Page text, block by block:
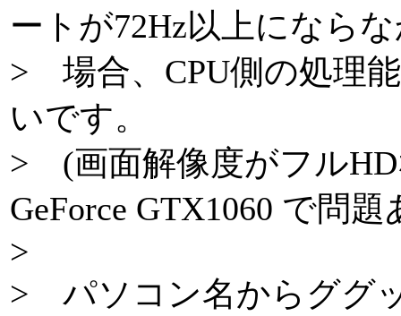
ートが72Hz以上になら
> 場合、CPU側の処理
いです。
> (画面解像度がフル
GeForce GTX1060 で問
>
> パソコン名からググ